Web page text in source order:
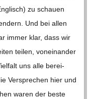
zu schauen
Und bei allen
immer klar, dass wir
tei­len, von­ein­an­der
uns alle berei­
Ver­spre­chen hier und
waren der beste